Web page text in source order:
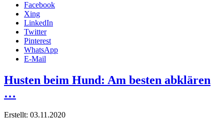
Facebook
Xing
LinkedIn
Twitter
Pinterest
WhatsApp
E-Mail
Husten beim Hund: Am besten abklären
…
Erstellt: 03.11.2020